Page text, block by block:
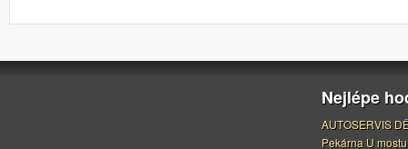
Nejlépe
AUTOSERVIS
Pekárna U mostu